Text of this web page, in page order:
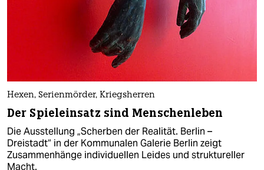
Hexen, Serienmörder, Kriegsherren
Der Spieleinsatz sind Menschenleben
Die Ausstellung „Scherben der Realität. Berlin –
Dreistadt“ in der Kommunalen Galerie Berlin zeigt
Zusammenhänge individuellen Leides und struktureller
Macht.